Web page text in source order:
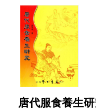
唐代服食養生